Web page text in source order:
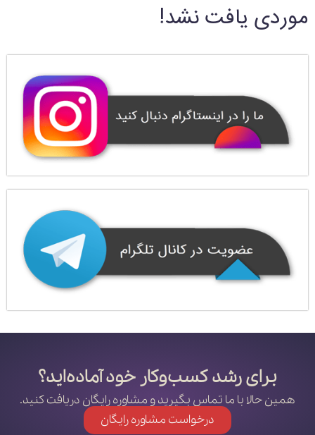
موردی یافت نشد!
برای رشد کسب‌وکار خود آماده‌اید؟
همین حالا با ما تماس بگیرید و مشاوره رایگان دریافت کنید.
درخواست مشاوره رایگان